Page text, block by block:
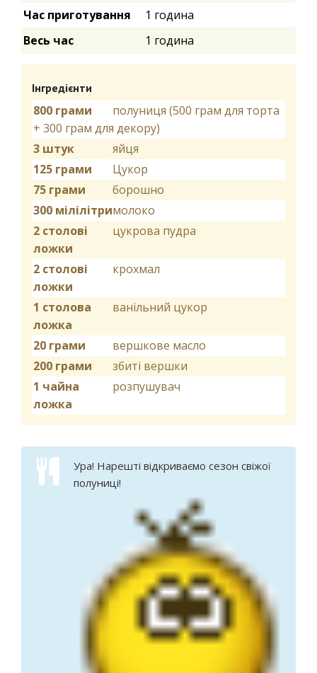
Час приготування
1 година
Весь час
1 година
Інгредієнти
800 грами
полуниця (500 грам для торта
+ 300 грам для декору)
3 штук
яйця
125 грами
Цукор
75 грами
борошно
300 мілілітримолоко
2 столові
ложки
цукрова пудра
2 столові
ложки
крохмал
1 столова
ложка
ванільний цукор
20 грами
вершкове масло
200 грами
збиті вершки
1 чайна
ложка
розпушувач
Ура! Нарешті відкриваємо сезон свіжої
полуниці!